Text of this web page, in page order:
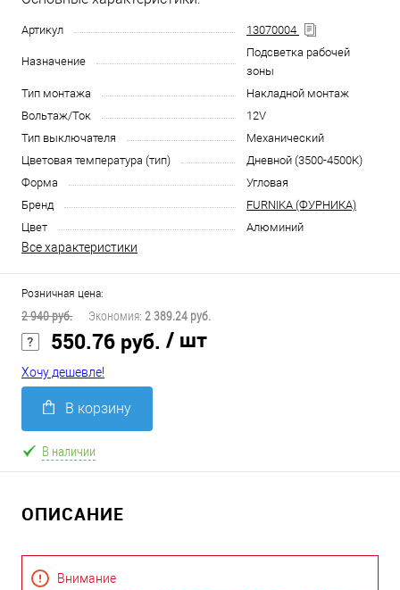
Артикул 13070004
Назначение
Подсветка рабочей
зоны
Тип монтажа
Накладной монтаж
Вольтаж/Ток
12V
Тип выключателя
Механический
Цветовая температура (тип)
Дневной (3500-4500К)
Форма
Угловая
Бренд
FURNIKA (ФУРНИКА)
Цвет
Алюминий
Все характеристики
Розничная цена:
2 940 руб. Экономия: 2 389.24 руб.
550.76 руб. / шт
Хочу дешевле!
В корзину
В наличии
ОПИСАНИЕ
Внимание